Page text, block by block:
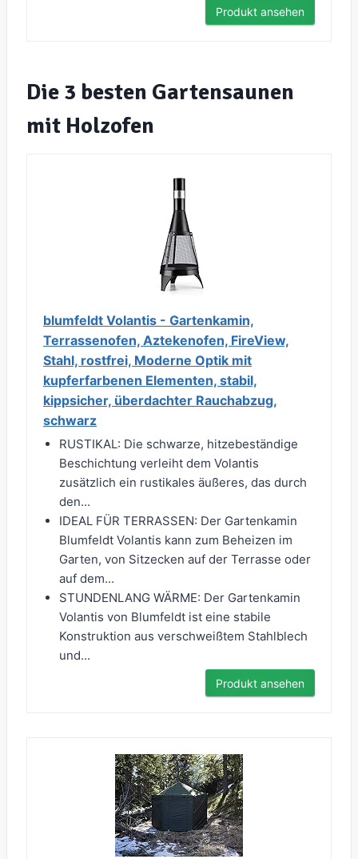
Produkt ansehen
Die 3 besten Gartensaunen
mit Holzofen
blumfeldt Volantis - Gartenkamin,
Terrassenofen, Aztekenofen, FireView,
Stahl, rostfrei, Moderne Optik mit
kupferfarbenen Elementen, stabil,
kippsicher, überdachter Rauchabzug,
schwarz
RUSTIKAL: Die schwarze, hitzebeständige
Beschichtung verleiht dem Volantis
zusätzlich ein rustikales äußeres, das durch
den...
IDEAL FÜR TERRASSEN: Der Gartenkamin
Blumfeldt Volantis kann zum Beheizen im
Garten, von Sitzecken auf der Terrasse oder
auf dem...
STUNDENLANG WÄRME: Der Gartenkamin
Volantis von Blumfeldt ist eine stabile
Konstruktion aus verschweißtem Stahlblech
und...
Produkt ansehen